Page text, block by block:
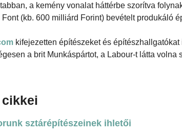
a kemény vonalat háttérbe szorítva
(kb. 600 milliárd Forint) bevételt produkáló
kifejezetten építészeket és
a brit Munkáspártot, a Labour-t látta volna
sztárépítészeinek ihletői